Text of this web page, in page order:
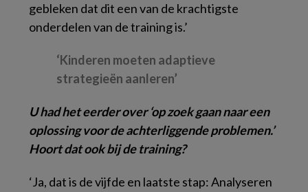
gebleken dat dit een van de krachtigste
onderdelen van de training is.’
‘Kinderen moeten adaptieve
strategieën aanleren’
U had het eerder over ‘op zoek gaan naar een
oplossing voor de achterliggende problemen.’
Hoort dat ook bij de training?
‘Ja, dat is de vijfde en laatste stap: Analyseren